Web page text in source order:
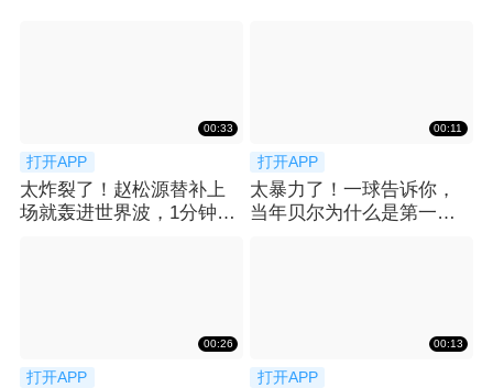
00:33
打开APP
太炸裂了！赵松源替补上
场就轰进世界波，1分钟2
00:11
打开APP
太暴力了！一球告诉你，
当年贝尔为什么是第一个
00:26
打开APP
00:13
打开APP